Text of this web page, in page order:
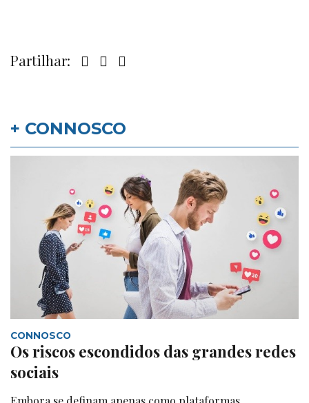
Partilhar:
+ CONNOSCO
CONNOSCO
Os riscos escondidos das grandes redes
sociais